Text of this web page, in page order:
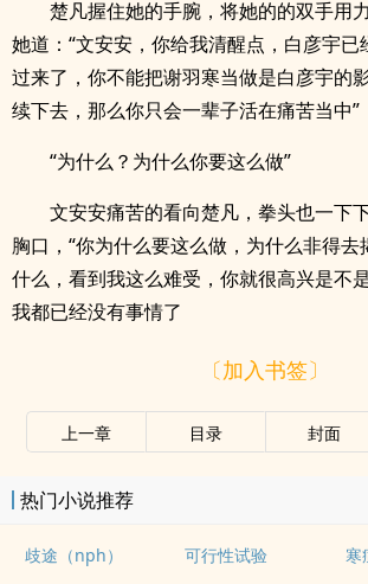
楚凡握住她的手腕，将她的的双手用
她道：“文安安，你给我清醒点，白彦宇已
过来了，你不能把谢羽寒当做是白彦宇的
续下去，那么你只会一辈子活在痛苦当中”
“为什么？为什么你要这么做”
文安安痛苦的看向楚凡，拳头也一下
胸口，“你为什么要这么做，为什么非得
什么，看到我这么难受，你就很高兴是不
我都已经没有事情了
〔加入书签〕
上一章 目录 封面
热门小说推荐
歧途（nph） 可行性试验
寒